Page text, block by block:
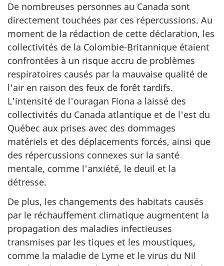
De nombreuses personnes au Canada sont
directement touchées par ces répercussions. Au
moment de la rédaction de cette déclaration, les
collectivités de la Colombie-Britannique étaient
confrontées à un risque accru de problèmes
respiratoires causés par la mauvaise qualité de
l'air en raison des feux de forêt tardifs.
L'intensité de l'ouragan Fiona a laissé des
collectivités du Canada atlantique et de l'est du
Québec aux prises avec des dommages
matériels et des déplacements forcés, ainsi que
des répercussions connexes sur la santé
mentale, comme l'anxiété, le deuil et la
détresse.
De plus, les changements des habitats causés
par le réchauffement climatique augmentent la
propagation des maladies infectieuses
transmises par les tiques et les moustiques,
comme la maladie de Lyme et le virus du Nil